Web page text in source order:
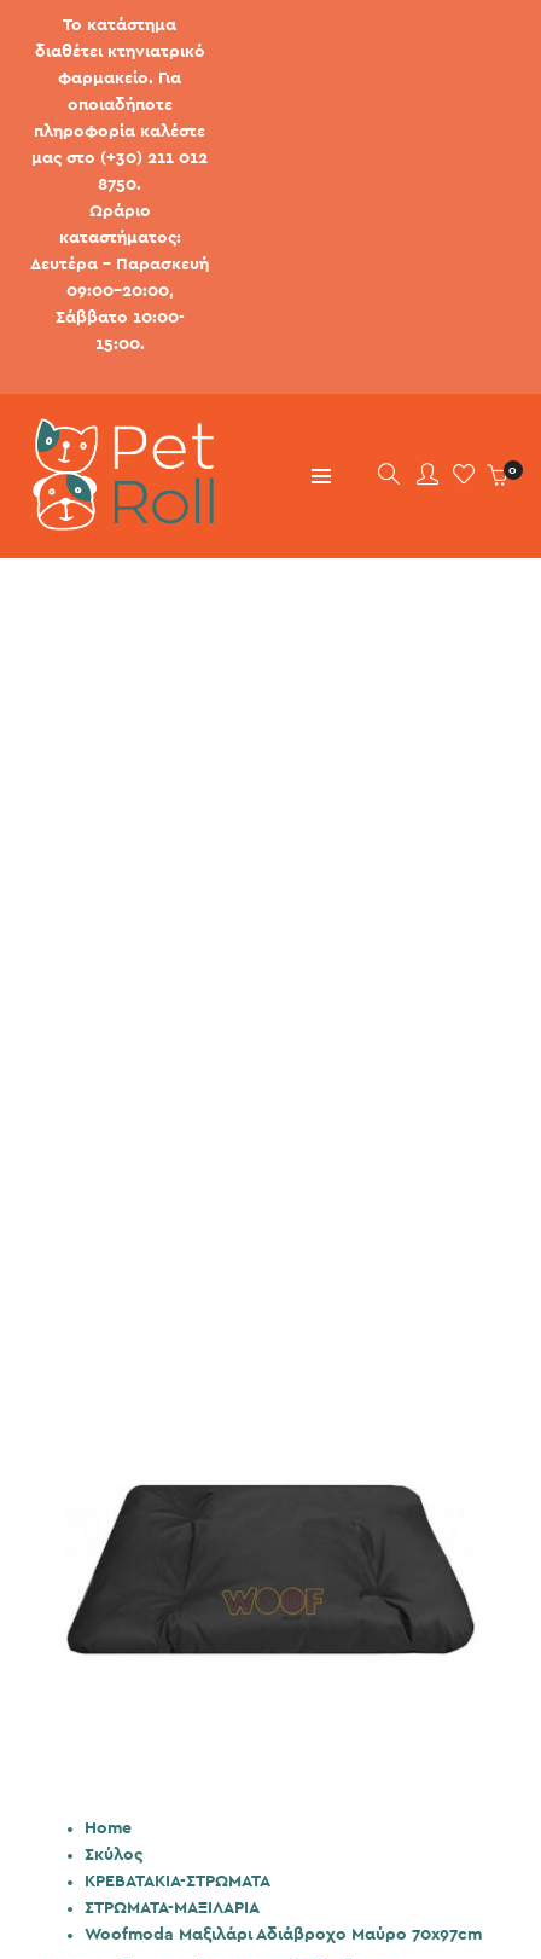
Το κατάστημα
διαθέτει κτηνιατρικό
φαρμακείο. Για
οποιαδήποτε
πληροφορία καλέστε
μας στο (+30) 211 012
8750.
Ωράριο
καταστήματος:
Δευτέρα - Παρασκευή
09:00-20:00,
Σάββατο 10:00-
15:00.
0
Home
Σκύλος
ΚΡΕΒΑΤΑΚΙΑ-ΣΤΡΩΜΑΤΑ
ΣΤΡΩΜΑΤΑ-ΜΑΞΙΛΑΡΙΑ
Woofmoda Μαξιλάρι Αδιάβροχο Μαύρο 70x97cm